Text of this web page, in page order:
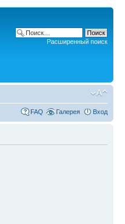
Расширенный поиск
FAQ Галерея Вход